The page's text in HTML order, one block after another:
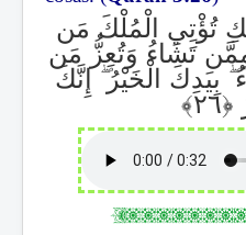
تُؤْتِي الْمُلْكَ مَن
تَشَاءُ وَتُعِزُّ مَن
ۖ بِيَدِكَ الْخَيْرُۖإِنَّكَ